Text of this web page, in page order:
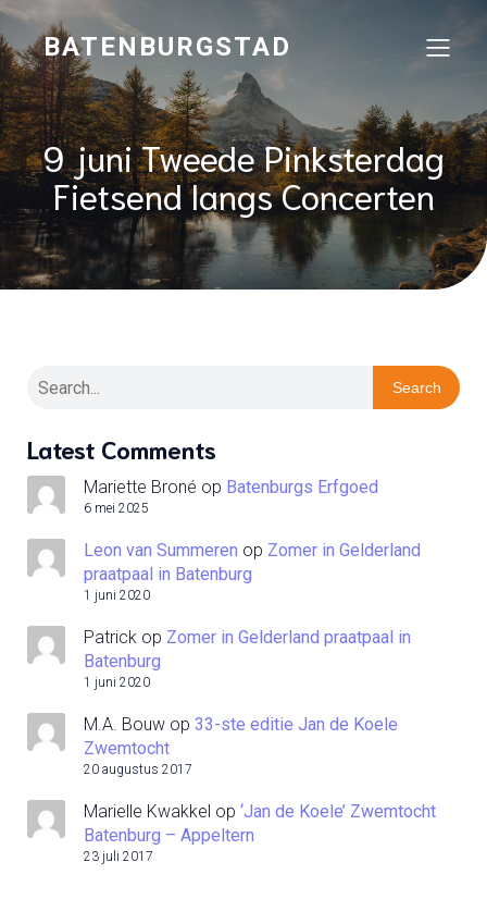
BATENBURGSTAD
9 juni Tweede Pinksterdag
Fietsend langs Concerten
Search
Latest Comments
Mariette Broné op Batenburgs Erfgoed
6 mei 2025
Leon van Summeren op Zomer in Gelderland
praatpaal in Batenburg
1 juni 2020
Patrick op Zomer in Gelderland praatpaal in
Batenburg
1 juni 2020
M.A. Bouw op 33-ste editie Jan de Koele
Zwemtocht
20 augustus 2017
Marielle Kwakkel op ‘Jan de Koele’ Zwemtocht
Batenburg – Appeltern
23 juli 2017